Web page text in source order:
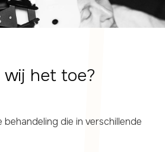
wij het toe?
behandeling die in verschillende